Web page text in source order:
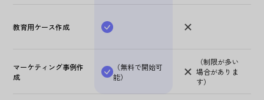
教育用ケース作成
マーケティング事例作
成
（無料で開始可
能）
（制限が多い
場合がありま
す）